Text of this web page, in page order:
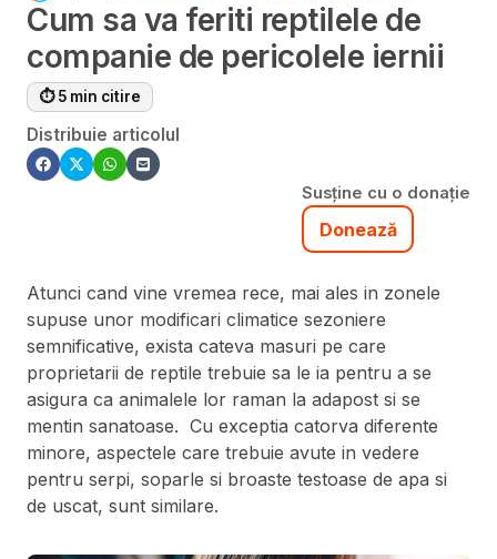
Cum sa va feriti reptilele de
companie de pericolele iernii
⏱ 5 min citire
Distribuie articolul
Susține cu o donație
Donează
Atunci cand vine vremea rece, mai ales in zonele
supuse unor modificari climatice sezoniere
semnificative, exista cateva masuri pe care
proprietarii de reptile trebuie sa le ia pentru a se
asigura ca animalele lor raman la adapost si se
mentin sanatoase. Cu exceptia catorva diferente
minore, aspectele care trebuie avute in vedere
pentru serpi, soparle si broaste testoase de apa si
de uscat, sunt similare.